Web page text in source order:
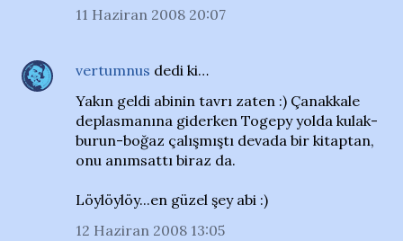
11 Haziran 2008 20:07
vertumnus dedi ki…
Yakın geldi abinin tavrı zaten :) Çanakkale
deplasmanına giderken Togepy yolda kulak-
burun-boğaz çalışmıştı devada bir kitaptan,
onu anımsattı biraz da.
Löylöylöy...en güzel şey abi :)
12 Haziran 2008 13:05